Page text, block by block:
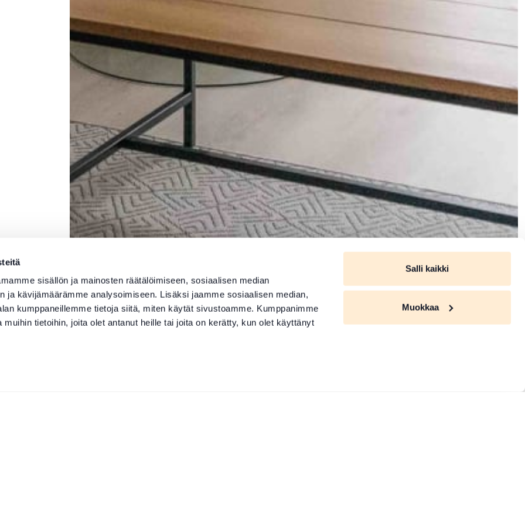
sisällön ja mainosten räätälöimiseen, sosiaalisen median
ja kävijämäärämme analysoimiseen. Lisäksi jaamme sosiaalisen median,
kumppaneillemme tietoja siitä, miten käytät sivustoamme. Kumppanimme
muihin tietoihin, joita olet antanut heille tai joita on kerätty, kun olet käyttänyt
Salli kaikki
Muokkaa